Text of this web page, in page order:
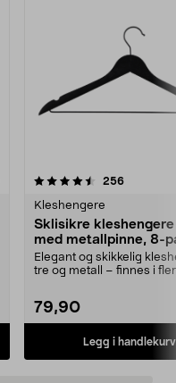
256
Kleshengere
Sklisikre
med metallpinne, 8-
Elegant og skikkelig
tre og metall – finnes i
79,90
Legg i handlekurv
4.5av 5 stjerner